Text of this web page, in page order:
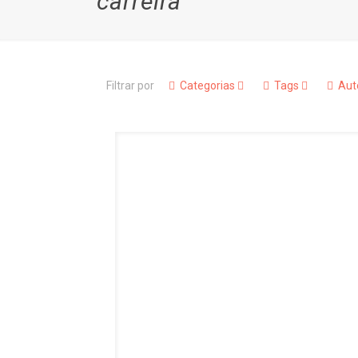
Filtrar por Categorias Tags